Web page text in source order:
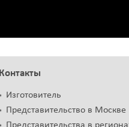
Контакты
Изготовитель
Представительство в Москве